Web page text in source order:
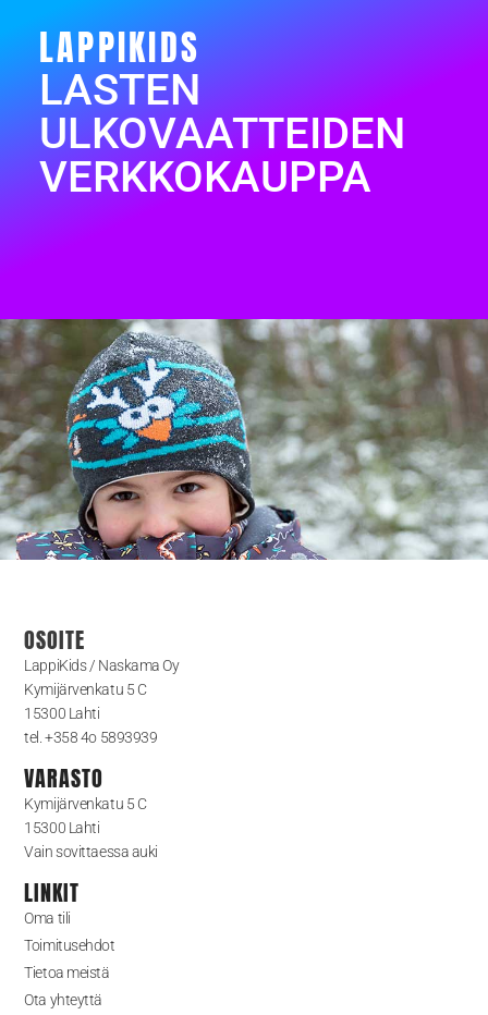
LAPPIKIDS
LASTEN
ULKOVAATTEIDEN
VERKKOKAUPPA
OSOITE
LappiKids / Naskama Oy
Kymijärvenkatu 5 C
15300 Lahti
tel. +358 4o 5893939
VARASTO
Kymijärvenkatu 5 C
15300 Lahti
Vain sovittaessa auki
LINKIT
Oma tili
Toimitusehdot
Tietoa meistä
Ota yhteyttä